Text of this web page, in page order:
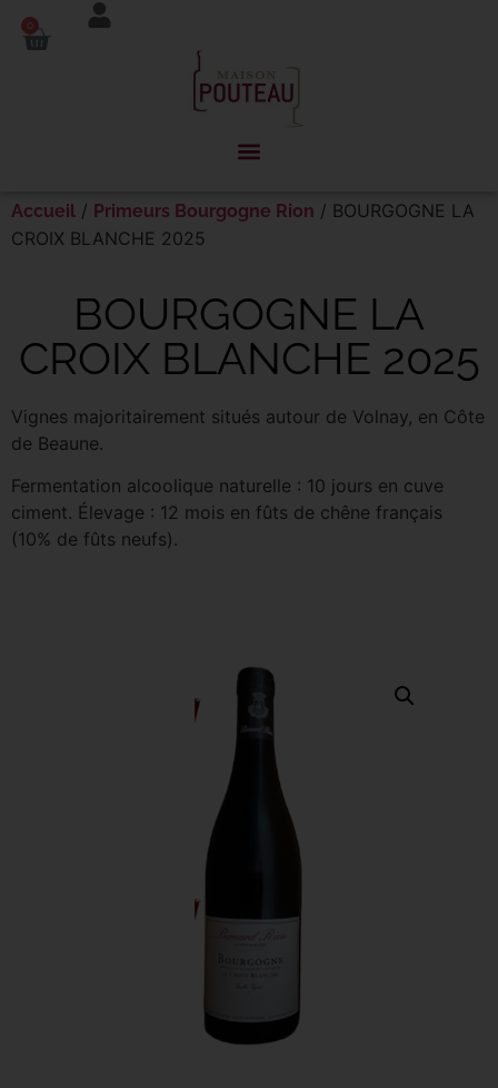
0
Accueil / Primeurs Bourgogne Rion / BOURGOGNE LA
CROIX BLANCHE 2025
BOURGOGNE LA
CROIX BLANCHE 2025
Vignes majoritairement situés autour de Volnay, en Côte
de Beaune.
Fermentation alcoolique naturelle : 10 jours en cuve
ciment. Élevage : 12 mois en fûts de chêne français
(10% de fûts neufs).
Panneau de gestion des cookies